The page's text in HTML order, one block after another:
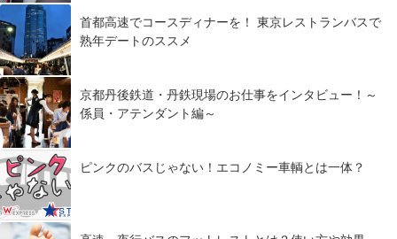
首都高速でコースディナーを！ 東京レストランバスで
熟年デートのススメ
京都丹後鉄道・丹鉄現場のお仕事をインタビュー！～
係員・アテンダント編～
ピンクのバスじゃない！エコノミー車輌とは一体？